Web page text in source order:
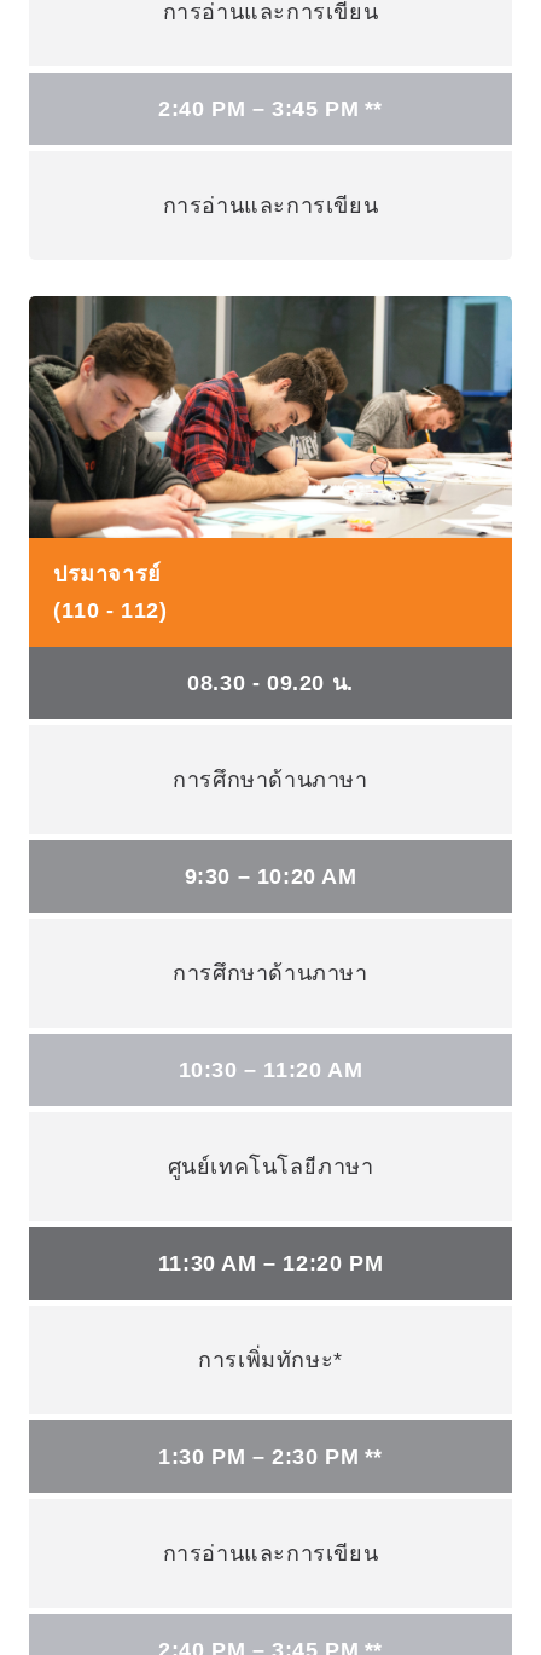
การอ่านและการเขียน
2:40 PM – 3:45 PM **
การอ่านและการเขียน
ปรมาจารย์
(110 - 112)
08.30 - 09.20 น.
การศึกษาด้านภาษา
9:30 – 10:20 AM
การศึกษาด้านภาษา
10:30 – 11:20 AM
ศูนย์เทคโนโลยีภาษา
11:30 AM – 12:20 PM
การเพิ่มทักษะ*
1:30 PM – 2:30 PM **
การอ่านและการเขียน